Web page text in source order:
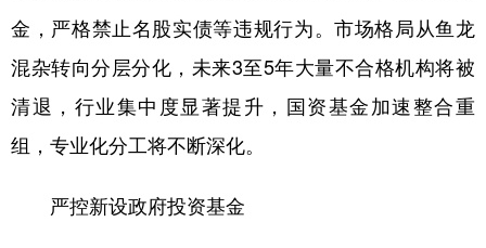
金，严格禁止名股实债等违规行为。市场格局从鱼龙
混杂转向分层分化，未来3至5年大量不合格机构将被
清退，行业集中度显著提升，国资基金加速整合重
组，专业化分工将不断深化。
严控新设政府投资基金